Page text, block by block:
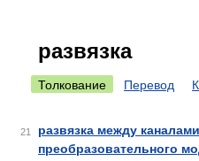
развязка
Толкование Перевод
21
развязка между
преобразовательного